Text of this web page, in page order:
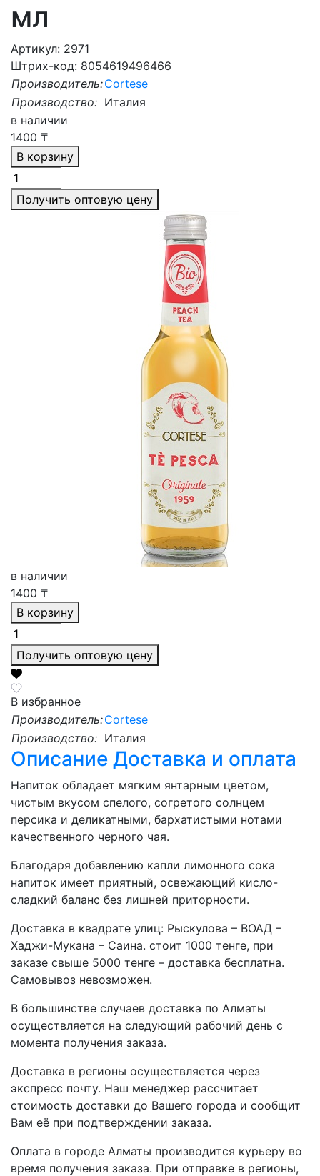
мл
Артикул: 2971
Штрих-код: 8054619496466
Производитель:Cortese
Производство: Италия
в наличии
1400 ₸
В корзину
Получить оптовую цену
в наличии
1400 ₸
В корзину
Получить оптовую цену
В избранное
Производитель:Cortese
Производство: Италия
Описание Доставка и оплата
Напиток обладает мягким янтарным цветом,
чистым вкусом спелого, согретого солнцем
персика и деликатными, бархатистыми нотами
качественного черного чая.
Благодаря добавлению капли лимонного сока
напиток имеет приятный, освежающий кисло-
сладкий баланс без лишней приторности.
Доставка в квадрате улиц: Рыскулова – ВОАД –
Хаджи-Мукана – Саина. стоит 1000 тенге, при
заказе свыше 5000 тенге – доставка бесплатна.
Самовывоз невозможен.
В большинстве случаев доставка по Алматы
осуществляется на следующий рабочий день с
момента получения заказа.
Доставка в регионы осуществляется через
экспресс почту. Наш менеджер рассчитает
стоимость доставки до Вашего города и сообщит
Вам её при подтверждении заказа.
Оплата в городе Алматы производится курьеру во
время получения заказа. При отправке в регионы,